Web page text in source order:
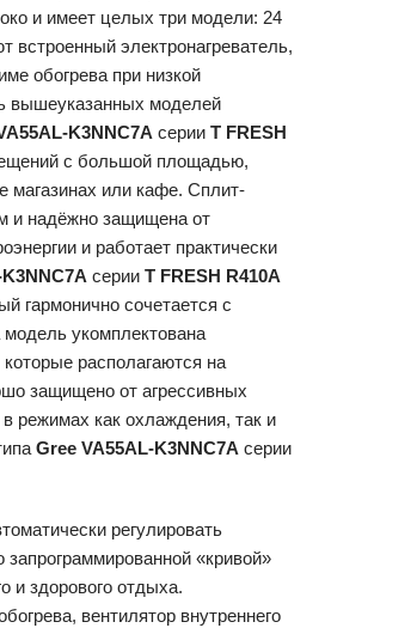
и имеет целых три модели: 24
электронагреватель,
обогрева при низкой
вышеуказанных моделей
K3NNC7A серии T FRESH
с большой площадью,
магазинах или кафе. Сплит-
и надёжно защищена от
и работает практически
серии T FRESH R410A
гармонично сочетается с
укомплектована
располагаются на
защищено от агрессивных
режимах как охлаждения, так и
Gree VA55AL-K3NNC7A серии
регулировать
«кривой»
и здорового отдыха.
вентилятор внутреннего